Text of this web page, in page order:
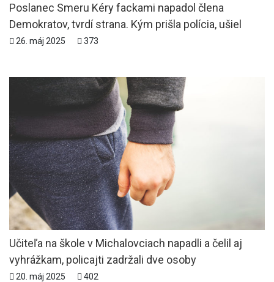
Poslanec Smeru Kéry fackami napadol člena
Demokratov, tvrdí strana. Kým prišla polícia, ušiel
26. máj 2025 373
Učiteľa na škole v Michalovciach napadli a čelil aj
vyhrážkam, policajti zadržali dve osoby
20. máj 2025 402